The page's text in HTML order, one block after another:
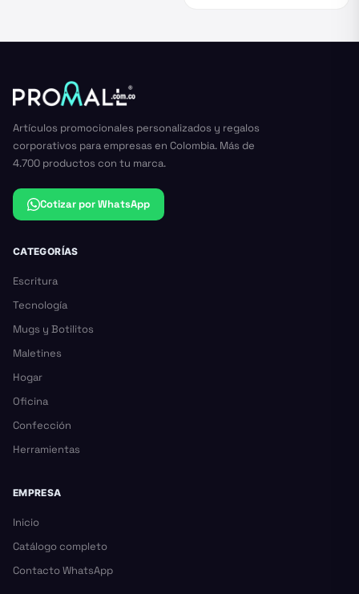
Artículos promocionales personalizados y regalos
corporativos para empresas en Colombia. Más de
4.700 productos con tu marca.
Cotizar por WhatsApp
CATEGORÍAS
Escritura
Tecnología
Mugs y Botilitos
Maletines
Hogar
Oficina
Confección
Herramientas
EMPRESA
Inicio
Catálogo completo
Contacto WhatsApp